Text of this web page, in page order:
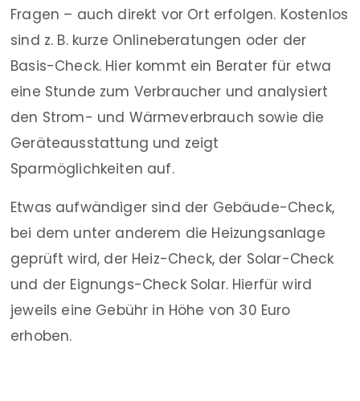
Fragen – auch direkt vor Ort erfolgen. Kostenlos
sind z. B. kurze Onlineberatungen oder der
Basis-Check. Hier kommt ein Berater für etwa
eine Stunde zum Verbraucher und analysiert
den Strom- und Wärmeverbrauch sowie die
Geräteausstattung und zeigt
Sparmöglichkeiten auf.
Etwas aufwändiger sind der Gebäude-Check,
bei dem unter anderem die Heizungsanlage
geprüft wird, der Heiz-Check, der Solar-Check
und der Eignungs-Check Solar. Hierfür wird
jeweils eine Gebühr in Höhe von 30 Euro
erhoben.